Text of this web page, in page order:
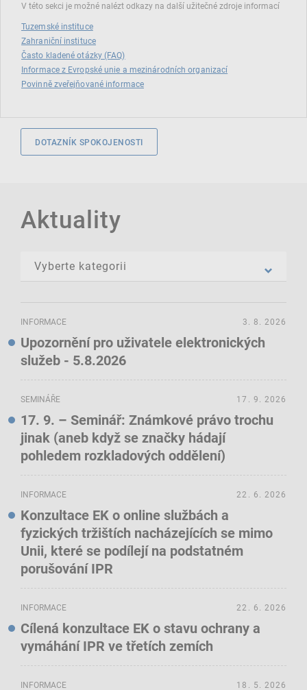
V této sekci je možné nalézt odkazy na další užitečné zdroje informací
Tuzemské instituce
Zahraniční instituce
Často kladené otázky (FAQ)
Informace z Evropské unie a mezinárodních organizací
Povinně zveřejňované informace
DOTAZNÍK SPOKOJENOSTI
Aktuality
INFORMACE
Upozornění pro uživatele elektronických
služeb - 5.8.2026
3. 8. 2026
SEMINÁŘE
17. 9. – Seminář: Známkové právo trochu
jinak (aneb když se značky hádají
pohledem rozkladových oddělení)
17. 9. 2026
INFORMACE
Konzultace EK o online službách a
fyzických tržištích nacházejících se mimo
Unii, které se podílejí na podstatném
porušování IPR
22. 6. 2026
INFORMACE
Cílená konzultace EK o stavu ochrany a
vymáhání IPR ve třetích zemích
22. 6. 2026
INFORMACE 18. 5. 2026